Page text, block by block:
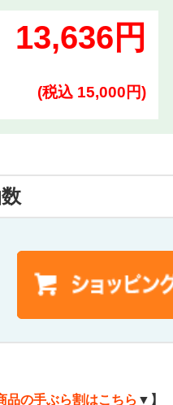
13,636円
(税込 15,000円)
品の手ぶら割はこちら ▼】